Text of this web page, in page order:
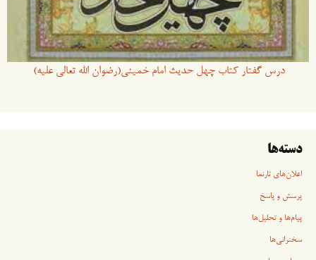
درس گفتار کتاب چهل حدیث امام خمینی(رضوان الله تعالی علیه)
دسته‌ها
اعلان‌های تارنما
پرسش و پاسخ
پیام‌ها و تحلیل‌ها
سخنرانی‏‏‌ها